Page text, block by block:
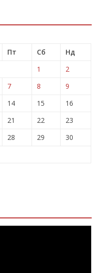
Пт Сб
Нд
1
2
7 8
9
14 15
16
21 22
23
28 29
30